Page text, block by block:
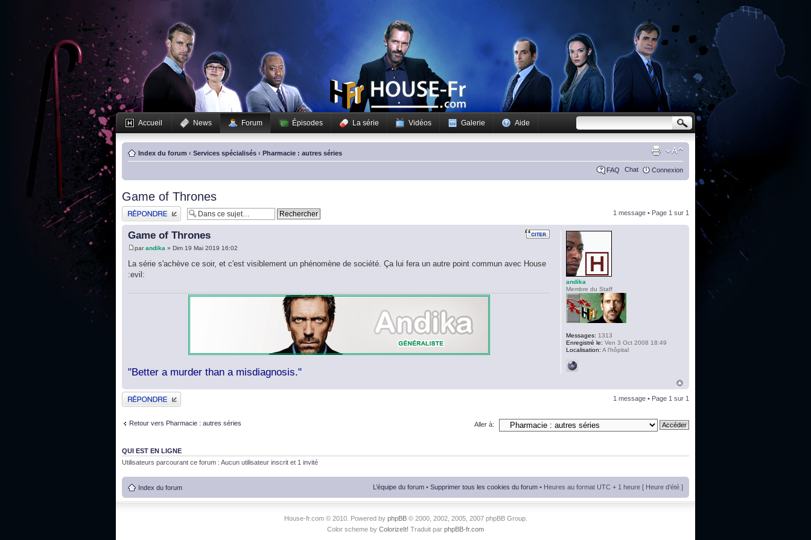
Accueil News Forum Épisodes La série Vidéos Galerie Aide
Index du forum ‹ Services spécialisés ‹ Pharmacie : autres séries
FAQ Chat Connexion
Game of Thrones
Publier une réponse 1 message • Page 1 sur 1
Game of Thrones
parandika » Dim 19 Mai 2019 16:02
La série s'achève ce soir, et c'est visiblement un phénomène de société. Ça lui fera un autre point commun avec House
:evil:
"Better a murder than a misdiagnosis."
andika
Membre du Staff
Messages: 1313
Enregistré le: Ven 3 Oct 2008 18:49
Localisation: A l'hôpital
Publier une réponse 1 message • Page 1 sur 1
Retour vers Pharmacie : autres séries Aller à:
QUI EST EN LIGNE
Utilisateurs parcourant ce forum : Aucun utilisateur inscrit et 1 invité
Index du forum L’équipe du forum • Supprimer tous les cookies du forum • Heures au format UTC + 1 heure [ Heure d’été ]
House-fr.com © 2010. Powered by phpBB© 2000, 2002, 2005, 2007 phpBB Group.
Color scheme by ColorizeIt! Traduit par phpBB-fr.com